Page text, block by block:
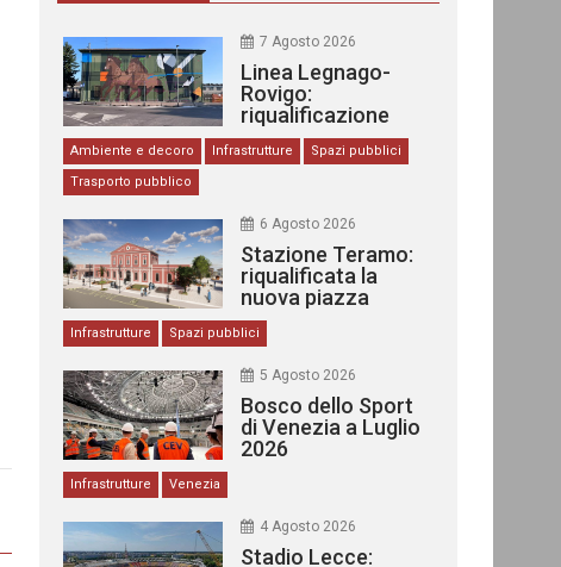
7 Agosto 2026
Linea Legnago-
Rovigo:
riqualificazione
delle stazioni
Ambiente e decoro Infrastrutture
Spazi pubblici
Trasporto pubblico
6 Agosto 2026
Stazione Teramo:
riqualificata la
nuova piazza
urbana
Infrastrutture Spazi pubblici
5 Agosto 2026
Bosco dello Sport
di Venezia a Luglio
2026
Infrastrutture Venezia
4 Agosto 2026
Stadio Lecce: